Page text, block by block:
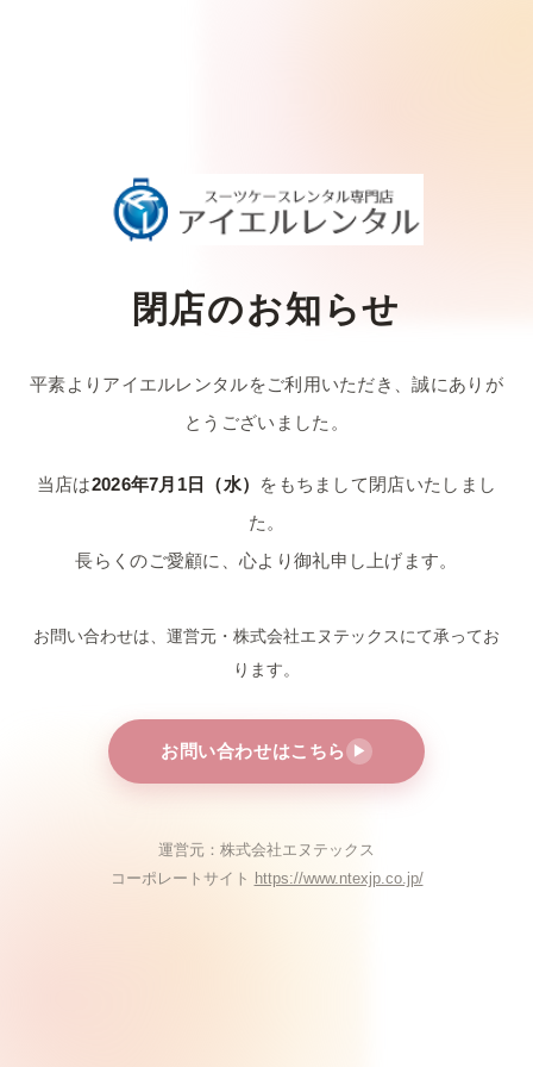
閉店のお知らせ
平素よりアイエルレンタルをご利用いただき、誠にありが
とうございました。
当店は2026年7月1日（水） をもちまして閉店いたしまし
た。
長らくのご愛顧に、心より御礼申し上げます。
お問い合わせは、運営元・株式会社エヌテックスにて承ってお
ります。
お問い合わせはこちら ▶
運営元：株式会社エヌテックス
コーポレートサイト https://www.ntexjp.co.jp/